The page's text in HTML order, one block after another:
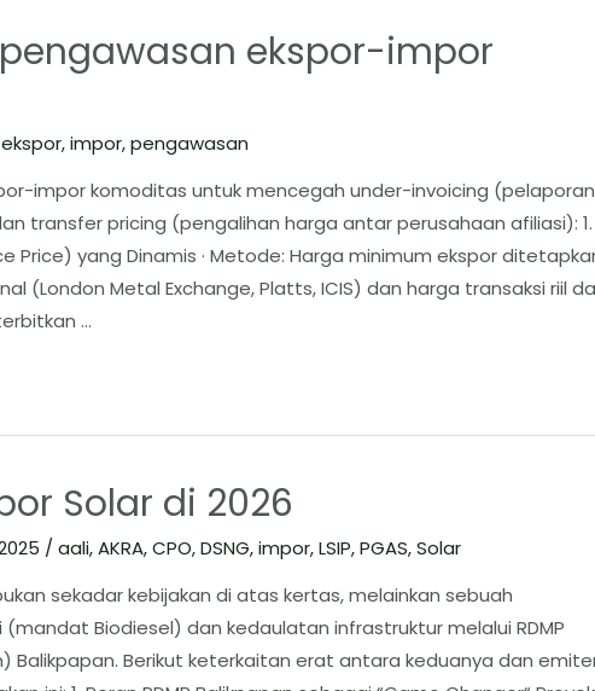
ekspor-impor
ekspor,impor,pengawasan
impor komoditas untuk mencegah under-invoicing (pelaporan
transfer pricing (pengalihan harga antar perusahaan afiliasi): 1.
Price) yang Dinamis · Metode: Harga minimum ekspor
(London Metal Exchange, Platts, ICIS) dan harga transaksi riil
…
Solar di 2026
/ aali,AKRA,CPO,DSNG,impor,LSIP,PGAS,Solar
sekadar kebijakan di atas kertas, melainkan sebuah
Biodiesel) dan kedaulatan infrastruktur melalui RDMP
Balikpapan. ​Berikut keterkaitan erat antara keduanya dan